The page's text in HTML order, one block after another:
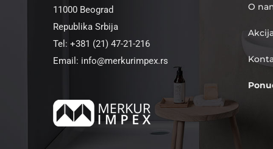
11000 Beograd
Republika Srbija
Tel: +381 (21) 47-21-216
Email: info@merkurimpex.rs
O